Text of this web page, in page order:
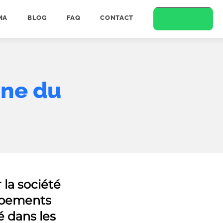
BLOG FAQ CONTACT
du
la société
dans les